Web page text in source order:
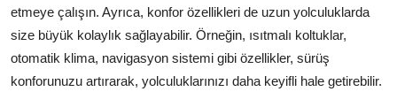
etmeye çalışın. Ayrıca, konfor özellikleri de uzun yolculuklarda
size büyük kolaylık sağlayabilir. Örneğin, ısıtmalı koltuklar,
otomatik klima, navigasyon sistemi gibi özellikler, sürüş
konforunuzu artırarak, yolculuklarınızı daha keyifli hale getirebilir.